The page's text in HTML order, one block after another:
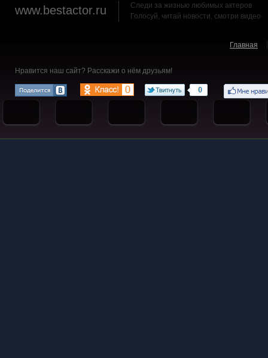
www.bestactor.ru
Следи за жизнью любимых актеров
Голосуй, читай новости, смотри видео
Главная
Нравится наш сайт? Расскажи о нём друзьям!